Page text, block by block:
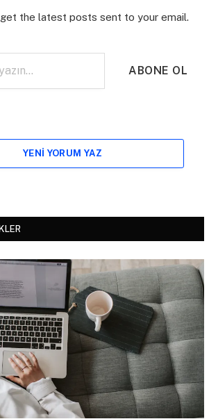
the latest posts sent to your email.
ABONE OL
YENI YORUM YAZ